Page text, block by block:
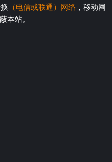
（电信或联通）网络 ，移动网
本站。